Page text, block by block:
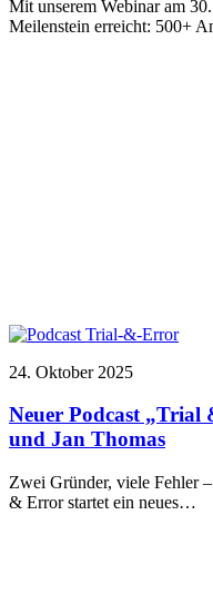
Mit unserem Webinar am
Meilenstein erreicht: 500+
24. Oktober 2025
Neuer Podcast
und Jan Thomas
Zwei Gründer, viele Fehler
& Error startet ein neues…